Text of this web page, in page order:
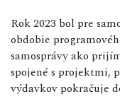
Rok 2023 bol pre
obdobie
samosprávy ako
spojené s projektmi,
výdavkov pokračuje